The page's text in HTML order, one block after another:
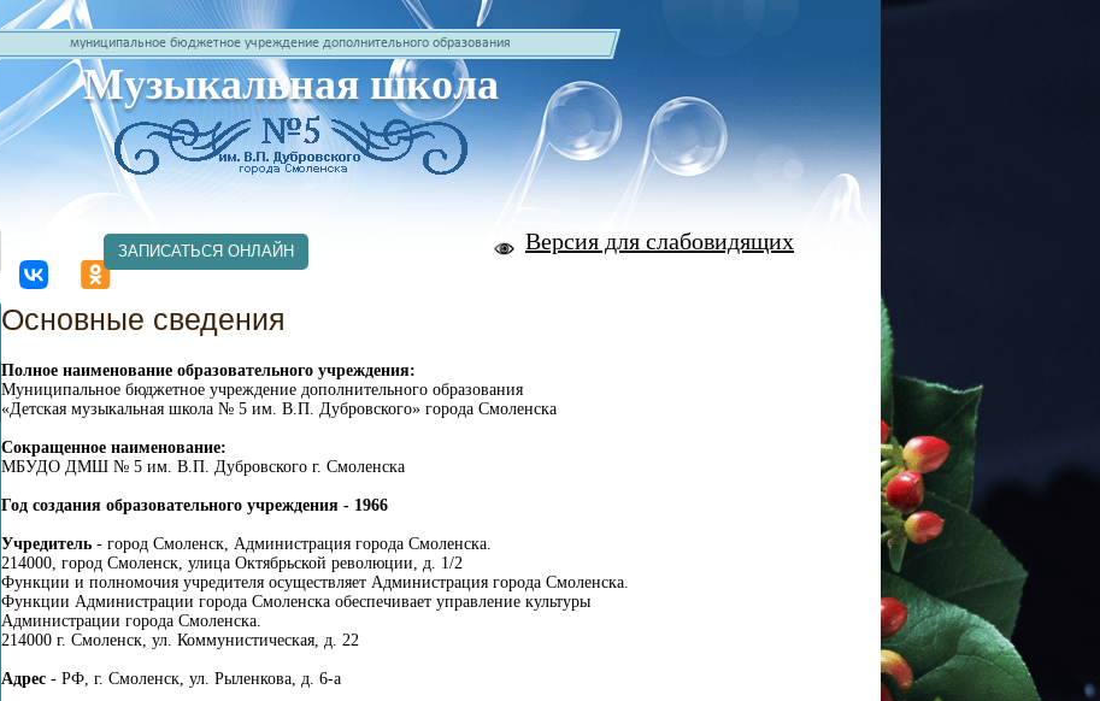
муниципальное бюджетное учреждение дополнительного образования
Музыкальная школа
Версия для слабовидящих
ЗАПИСАТЬСЯ ОНЛАЙН
Основные сведения
Полное наименование образовательного учреждения:
Муниципальное бюджетное учреждение дополнительного образования
«Детская музыкальная школа № 5 им. В.П. Дубровского» города Смоленска
Сокращенное наименование:
МБУДО ДМШ № 5 им. В.П. Дубровского г. Смоленска
Год создания образовательного учреждения - 1966
Учредитель - город Смоленск, Администрация города Смоленска.
214000, город Смоленск, улица Октябрьской революции, д. 1/2
Функции и полномочия учредителя осуществляет Администрация города Смоленска.
Функции Администрации города Смоленска обеспечивает управление культуры
Администрации города Смоленска.
214000 г. Смоленск, ул. Коммунистическая, д. 22
Адрес - РФ, г. Смоленск, ул. Рыленкова, д. 6-а